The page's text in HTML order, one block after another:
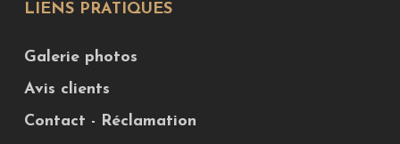
LIENS PRATIQUES
Galerie photos
Avis clients
Contact - Réclamation